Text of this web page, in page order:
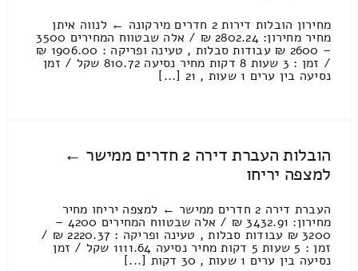
מחירון הובלות דירות 2 חדרים מירקונה ← לנווה איתן
מחיר מחירון: 2802.24 ₪ / אלה שבטווח המחירים 3500
– 2600 ₪ עבודות סבלות , טעינה ופריקה : 1906.00 ₪
/ זמן : 3 שעות 8 דקות מחיר נסיעה 810.72 שקל / זמן
נסיעה בין ערים 1 שעות , 21 [...]
הובלות העברת דירה 2 חדרים ממישר ←
למצפה יריחו
העברת דירה 2 חדרים ממישר ← למצפה יריחו מחיר
מחירון: 3432.91 ₪ / אלה שבטווח המחירים 4200 –
3200 ₪ עבודות סבלות , טעינה ופריקה : 2220.37 ₪ /
זמן : 5 שעות 5 דקות מחיר נסיעה 1111.64 שקל / זמן
נסיעה בין ערים 1 שעות , 30 דקות [...]